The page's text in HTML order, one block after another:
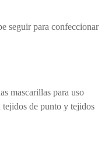
seguir para confeccionar
mascarillas para uso
tejidos de punto y tejidos